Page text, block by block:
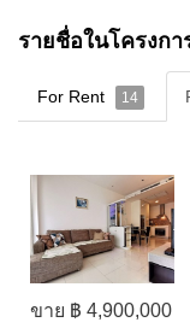
รายชื่อในโครงกา
For Rent 14
ขาย ฿ 4,900,000